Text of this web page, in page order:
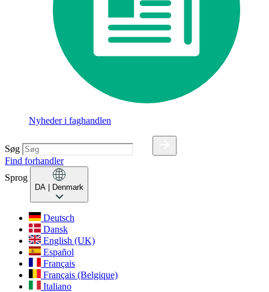
Nyheder i faghandlen
Søg
Find forhandler
Sprog
DA | Denmark
Deutsch
Dansk
English (UK)
Español
Français
Français (Belgique)
Italiano